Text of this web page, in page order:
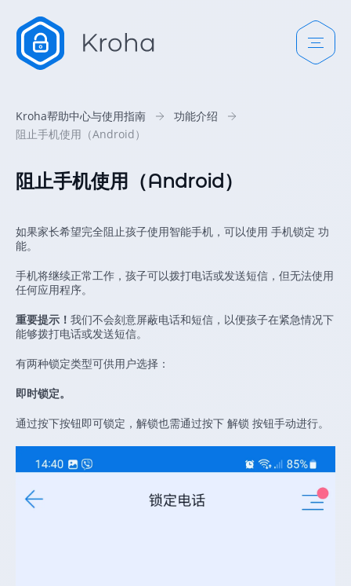
Kroha帮助中心与使用指南
功能介绍
阻止手机使用（Android）
阻止手机使用（Android）
如果家长希望完全阻止孩子使用智能手机，可以使用 手机锁定 功
能。
手机将继续正常工作，孩子可以拨打电话或发送短信，但无法使用
任何应用程序。
重要提示！ 我们不会刻意屏蔽电话和短信，以便孩子在紧急情况下
能够拨打电话或发送短信。
有两种锁定类型可供用户选择：
即时锁定。
通过按下按钮即可锁定，解锁也需通过按下 解锁 按钮手动进行。